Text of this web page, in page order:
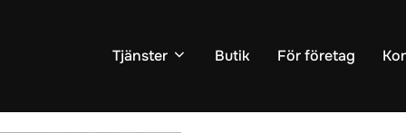
Tjänster Butik För företag